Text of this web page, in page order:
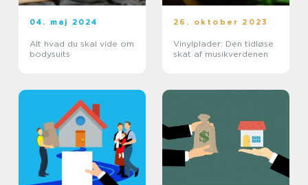
04. maj 2024
Alt hvad du skal vide om
bodysuits
26. oktober 2023
Vinylplader: Den tidløse
skat af musikverdenen